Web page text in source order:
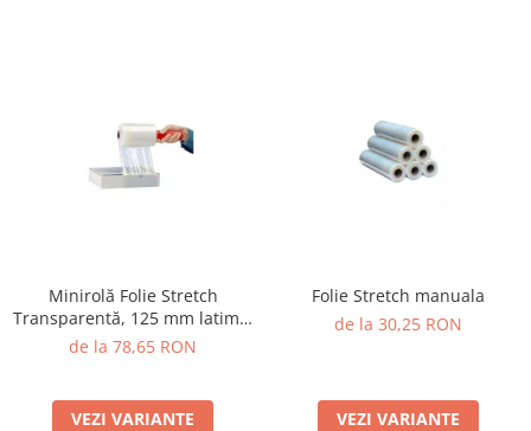
Minirolă Folie Stretch
Transparentă, 125 mm latime,
23 My
de la 78,65 RON
VEZI VARIANTE
Folie Stretch manuala
de la 30,25 RON
VEZI VARIANTE